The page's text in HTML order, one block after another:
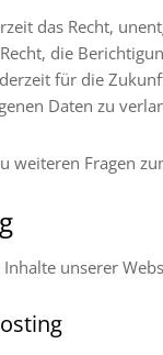
das Recht,
die
für die
Daten zu
weiteren Fragen
unserer